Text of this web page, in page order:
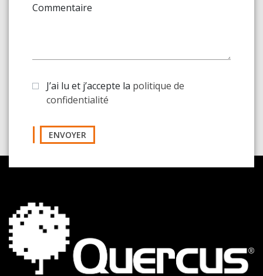
Commentaire
J’ai lu et j’accepte la politique de
confidentialité
ENVOYER